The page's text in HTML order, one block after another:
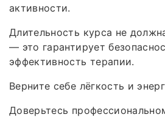
активности.
Длительность курса не
— это гарантирует
эффективность терапии.
Верните себе лёгкость и
Доверьтесь